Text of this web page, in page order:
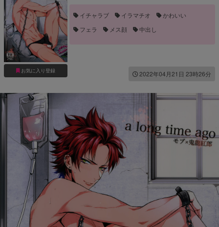
お気に入り登録
イチャラブ イラマチオ
かわいい
フェラ
メス顔 中出し
2022年04月21日 23時26分